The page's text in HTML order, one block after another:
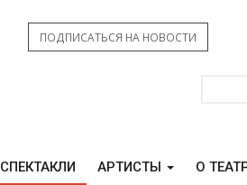
ПОДПИСАТЬСЯ НА НОВОСТИ
СПЕКТАКЛИ АРТИСТЫ О